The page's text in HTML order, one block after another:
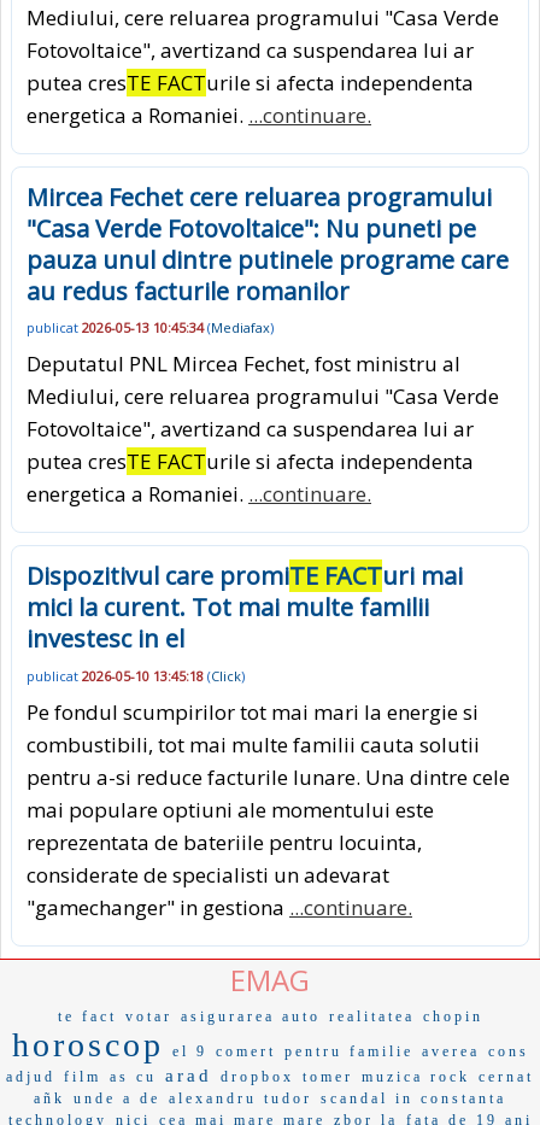
Mediului, cere reluarea programului "Casa Verde
Fotovoltaice", avertizand ca suspendarea lui ar
putea cresTE FACTurile si afecta independenta
energetica a Romaniei. ...continuare.
Mircea Fechet cere reluarea programului
"Casa Verde Fotovoltaice": Nu puneti pe
pauza unul dintre putinele programe care
au redus facturile romanilor
publicat 2026-05-13 10:45:34(Mediafax)
Deputatul PNL Mircea Fechet, fost ministru al
Mediului, cere reluarea programului "Casa Verde
Fotovoltaice", avertizand ca suspendarea lui ar
putea cresTE FACTurile si afecta independenta
energetica a Romaniei. ...continuare.
Dispozitivul care promiTE FACTuri mai
mici la curent. Tot mai multe familii
investesc in el
publicat 2026-05-10 13:45:18 (Click)
Pe fondul scumpirilor tot mai mari la energie si
combustibili, tot mai multe familii cauta solutii
pentru a-si reduce facturile lunare. Una dintre cele
mai populare optiuni ale momentului este
reprezentata de bateriile pentru locuinta,
considerate de specialisti un adevarat
"gamechanger" in gestiona ...continuare.
EMAG
te fact votar asigurarea auto realitatea chopin
horoscop el 9 comert pentru familie averea
cons
adjud
film as cu arad dropbox tomer muzica rock
cernat
añk
unde a de alexandru tudor
scandal in constanta
technology
nici cea mai mare mare zbor la fata de 19 ani